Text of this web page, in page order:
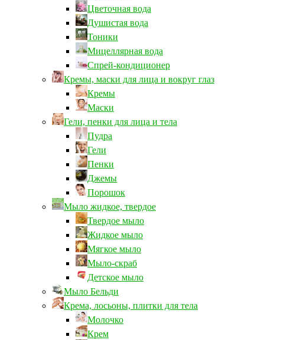
Цветочная вода
Душистая вода
Тоники
Мицеллярная вода
Спрей-кондиционер
Кремы, маски для лица и вокруг глаз
Кремы
Маски
Гели, пенки для лица и тела
Пудра
Гели
Пенки
Джемы
Порошок
Мыло жидкое, твердое
Твердое мыло
Жидкое мыло
Мягкое мыло
Мыло-скраб
Детское мыло
Мыло Бельди
Крема, лосьоны, плитки для тела
Молочко
Крем